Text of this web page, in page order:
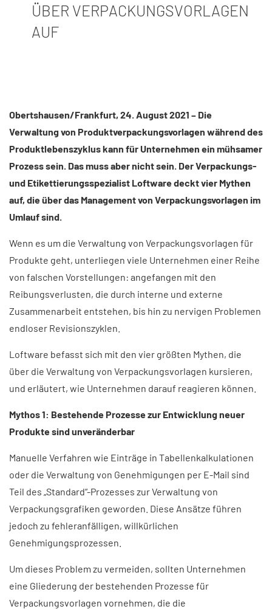
ÜBER VERPACKUNGSVORLAGEN
AUF
Obertshausen/Frankfurt, 24. August 2021 – Die
Verwaltung von Produktverpackungsvorlagen während des
Produktlebenszyklus kann für Unternehmen ein mühsamer
Prozess sein. Das muss aber nicht sein. Der Verpackungs-
und Etikettierungsspezialist Loftware deckt vier Mythen
auf, die über das Management von Verpackungsvorlagen im
Umlauf sind.
Wenn es um die Verwaltung von Verpackungsvorlagen für
Produkte geht, unterliegen viele Unternehmen einer Reihe
von falschen Vorstellungen: angefangen mit den
Reibungsverlusten, die durch interne und externe
Zusammenarbeit entstehen, bis hin zu nervigen Problemen
endloser Revisionszyklen.
Loftware befasst sich mit den vier größten Mythen, die
über die Verwaltung von Verpackungsvorlagen kursieren,
und erläutert, wie Unternehmen darauf reagieren können.
Mythos 1: Bestehende Prozesse zur Entwicklung neuer
Produkte sind unveränderbar
Manuelle Verfahren wie Einträge in Tabellenkalkulationen
oder die Verwaltung von Genehmigungen per E-Mail sind
Teil des „Standard“-Prozesses zur Verwaltung von
Verpackungsgrafiken geworden. Diese Ansätze führen
jedoch zu fehleranfälligen, willkürlichen
Genehmigungsprozessen.
Um dieses Problem zu vermeiden, sollten Unternehmen
eine Gliederung der bestehenden Prozesse für
Verpackungsvorlagen vornehmen, die die